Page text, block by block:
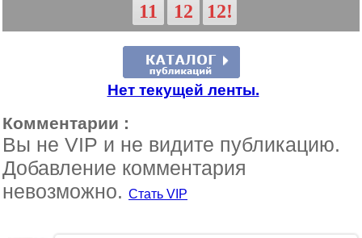
11
12 12!
Нет текущей ленты.
Комментарии :
Вы не VIP и не видите публикацию.
Добавление комментария
невозможно. Стать VIP